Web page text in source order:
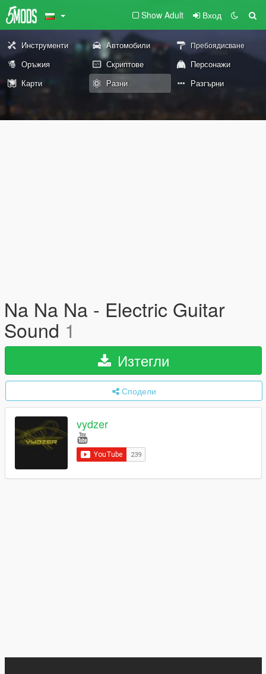
Show Adult Вход
Инструменти Автомобили Пребоядисване
Оръжия Скриптове
Персонажи
Карти
Разни Разгърни
Na Na Na - Electric Guitar
Sound 1
Изтегли
Сподели
vydzer